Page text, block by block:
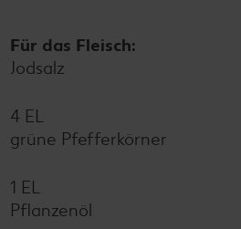
Für das Fleisch:
Jodsalz
4 EL
grüne Pfefferkörner
1 EL
Pflanzenöl